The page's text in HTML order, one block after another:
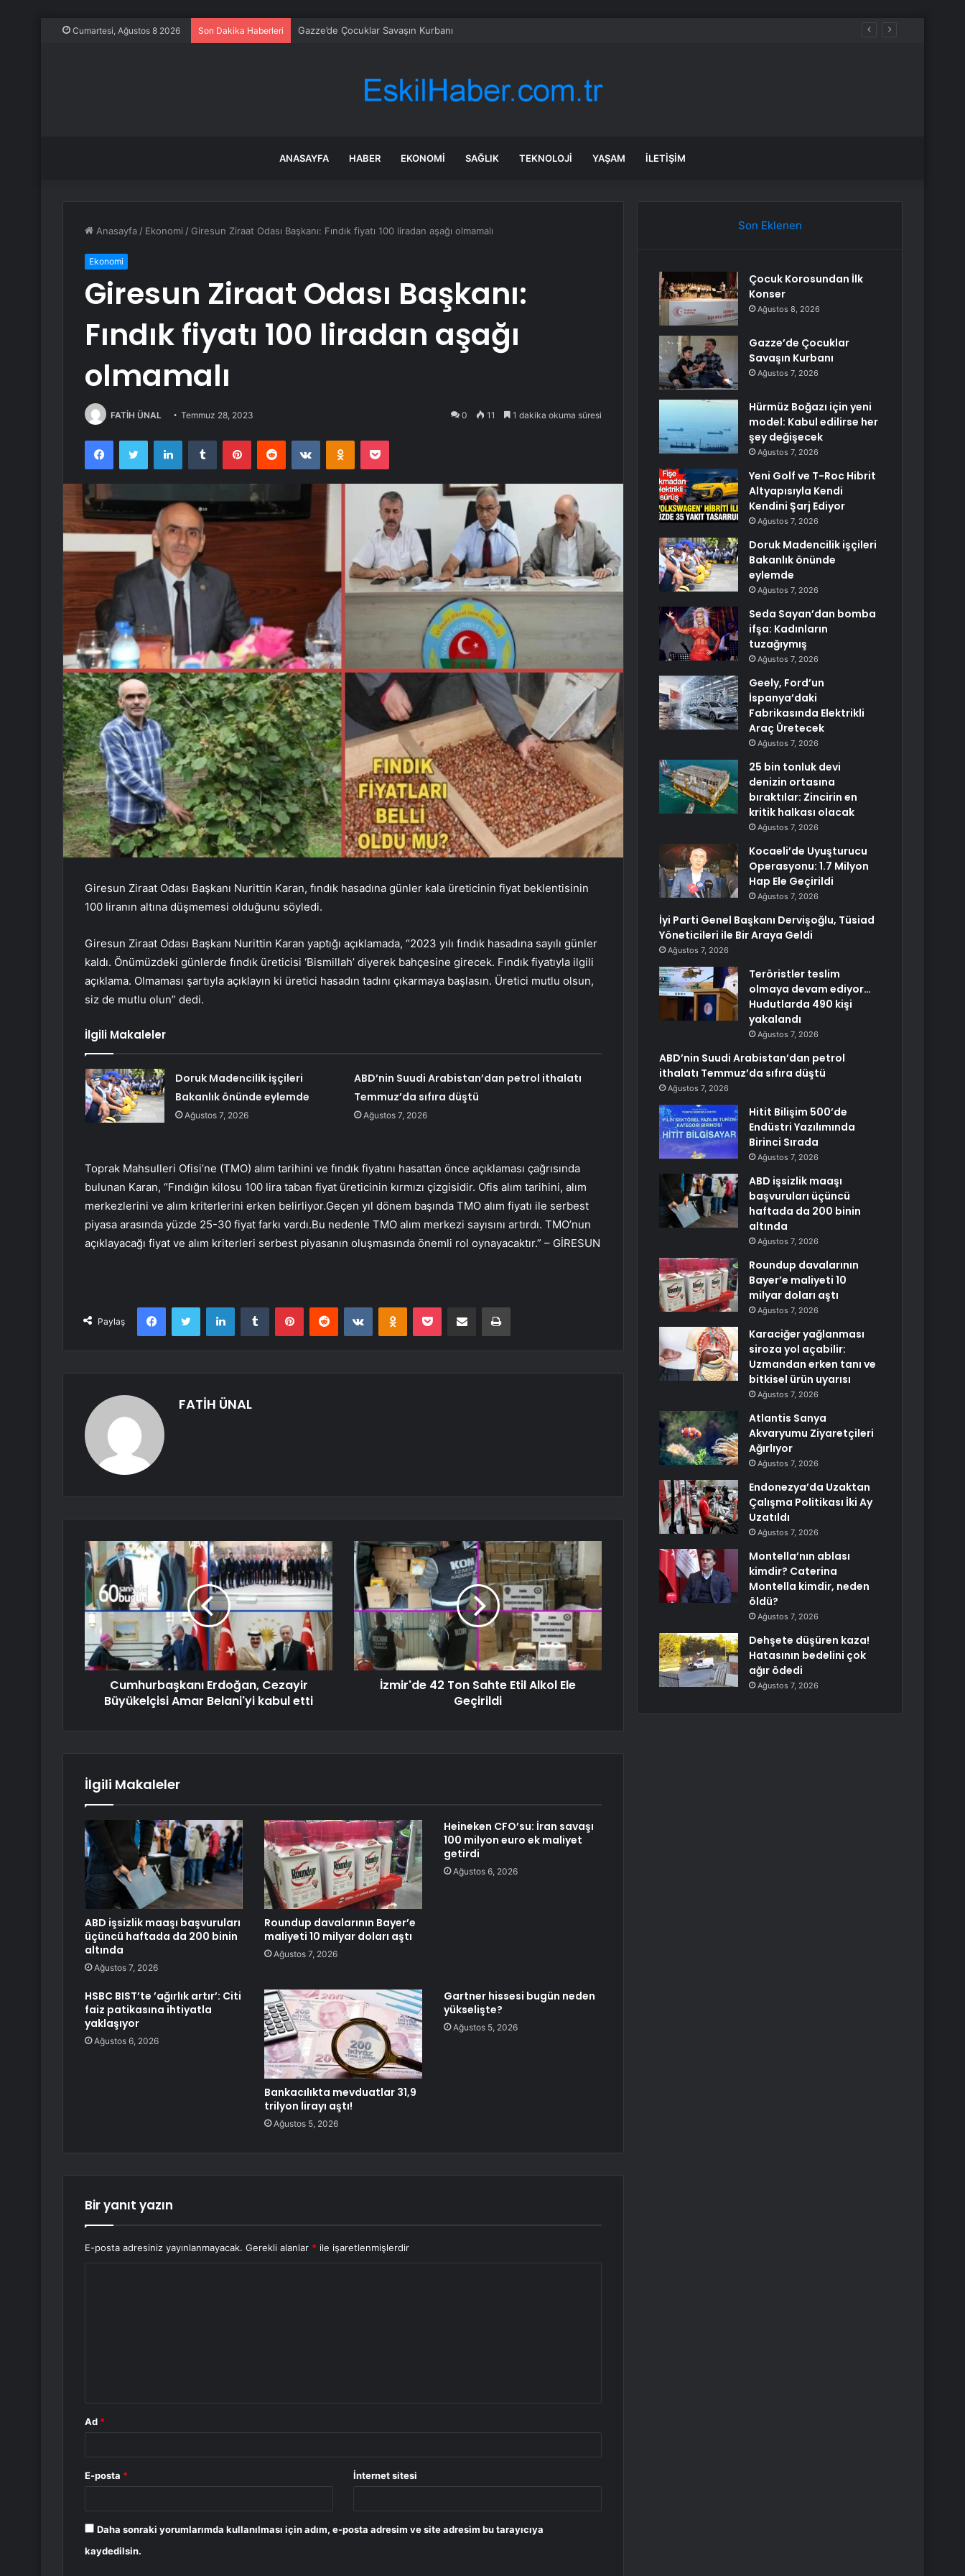
Cumartesi, Ağustos 8 2026 Son Dakika Haberleri Gazze’de Çocuklar Savaşın Kurbanı
ANASAYFA HABER EKONOMI SAĞLIK TEKNOLOJI YAŞAM İLETIŞIM
Anasayfa / Ekonomi / Giresun Ziraat Odası Başkanı: Fındık fiyatı 100 liradan aşağı olmamalı
Ekonomi
Giresun Ziraat Odası Başkanı:
Fındık fiyatı 100 liradan aşağı
olmamalı
FATİH ÜNAL Temmuz 28, 2023 0 11 1 dakika okuma süresi
FacebookTwitter LinkedInTumblr PinterestReddit VKontakteOdnoklassniki
Pocket
Giresun Ziraat Odası Başkanı Nurittin Karan, fındık hasadına günler kala üreticinin fiyat beklentisinin
100 liranın altına düşmemesi olduğunu söyledi.
Giresun Ziraat Odası Başkanı Nurittin Karan yaptığı açıklamada, “2023 yılı fındık hasadına sayılı günler
kaldı. Önümüzdeki günlerde fındık üreticisi ‘Bismillah’ diyerek bahçesine girecek. Fındık fiyatıyla ilgili
açıklama. Olmaması şartıyla açıklayın ki üretici hasadın tadını çıkarmaya başlasın. Üretici mutlu olsun,
siz de mutlu olun” dedi.
İlgili Makaleler
Doruk Madencilik işçileri
Bakanlık önünde eylemde
Ağustos 7, 2026
ABD’nin Suudi Arabistan’dan petrol ithalatı
Temmuz’da sıfıra düştü
Ağustos 7, 2026
Toprak Mahsulleri Ofisi’ne (TMO) alım tarihini ve fındık fiyatını hasattan önce açıklaması çağrısında
bulunan Karan, “Fındığın kilosu 100 lira taban fiyat üreticinin kırmızı çizgisidir. Ofis alım tarihini, alım
merkezlerini ve alım kriterlerini erken belirliyor.Geçen yıl dönem başında TMO alım fiyatı ile serbest
piyasa arasında yüzde 25-30 fiyat farkı vardı.Bu nedenle TMO alım merkezi sayısını artırdı. TMO’nun
açıklayacağı fiyat ve alım kriterleri serbest piyasanın oluşmasında önemli rol oynayacaktır.” – GİRESUN
Paylaş
FacebookTwitter LinkedInTumblr PinterestReddit VKontakteOdnoklassniki
Pocket E-Posta ile paylaş Yazdır
FATİH ÜNAL
Cumhurbaşkanı Erdoğan, Cezayir
Büyükelçisi Amar Belani'yi kabul etti
İzmir'de 42 Ton Sahte Etil Alkol Ele
Geçirildi
İlgili Makaleler
ABD işsizlik maaşı başvuruları
üçüncü haftada da 200 binin
altında
Ağustos 7, 2026
Roundup davalarının Bayer’e
maliyeti 10 milyar doları aştı
Ağustos 7, 2026
Heineken CFO’su: İran savaşı
100 milyon euro ek maliyet
getirdi
Ağustos 6, 2026
HSBC BIST’te ’ağırlık artır’: Citi
faiz patikasına ihtiyatla
yaklaşıyor
Ağustos 6, 2026
Bankacılıkta mevduatlar 31,9
trilyon lirayı aştı!
Ağustos 5, 2026
Gartner hissesi bugün neden
yükselişte?
Ağustos 5, 2026
Bir yanıt yazın
E-posta adresiniz yayınlanmayacak. Gerekli alanlar * ile işaretlenmişlerdir
Ad *
E-posta * İnternet sitesi
Daha sonraki yorumlarımda kullanılması için adım, e-posta adresim ve site adresim bu tarayıcıya
kaydedilsin.
Son Eklenen
Çocuk Korosundan İlk
Konser
Ağustos 8, 2026
Gazze’de Çocuklar
Savaşın Kurbanı
Ağustos 7, 2026
Hürmüz Boğazı için yeni
model: Kabul edilirse her
şey değişecek
Ağustos 7, 2026
Yeni Golf ve T-Roc Hibrit
Altyapısıyla Kendi
Kendini Şarj Ediyor
Ağustos 7, 2026
Doruk Madencilik işçileri
Bakanlık önünde
eylemde
Ağustos 7, 2026
Seda Sayan’dan bomba
ifşa: Kadınların
tuzağıymış
Ağustos 7, 2026
Geely, Ford’un
İspanya’daki
Fabrikasında Elektrikli
Araç Üretecek
Ağustos 7, 2026
25 bin tonluk devi
denizin ortasına
bıraktılar: Zincirin en
kritik halkası olacak
Ağustos 7, 2026
Kocaeli’de Uyuşturucu
Operasyonu: 1.7 Milyon
Hap Ele Geçirildi
Ağustos 7, 2026
İyi Parti Genel Başkanı Dervişoğlu, Tüsiad
Yöneticileri ile Bir Araya Geldi
Ağustos 7, 2026
Teröristler teslim
olmaya devam ediyor…
Hudutlarda 490 kişi
yakalandı
Ağustos 7, 2026
ABD’nin Suudi Arabistan’dan petrol
ithalatı Temmuz’da sıfıra düştü
Ağustos 7, 2026
Hitit Bilişim 500’de
Endüstri Yazılımında
Birinci Sırada
Ağustos 7, 2026
ABD işsizlik maaşı
başvuruları üçüncü
haftada da 200 binin
altında
Ağustos 7, 2026
Roundup davalarının
Bayer’e maliyeti 10
milyar doları aştı
Ağustos 7, 2026
Karaciğer yağlanması
siroza yol açabilir:
Uzmandan erken tanı ve
bitkisel ürün uyarısı
Ağustos 7, 2026
Atlantis Sanya
Akvaryumu Ziyaretçileri
Ağırlıyor
Ağustos 7, 2026
Endonezya’da Uzaktan
Çalışma Politikası İki Ay
Uzatıldı
Ağustos 7, 2026
Montella’nın ablası
kimdir? Caterina
Montella kimdir, neden
öldü?
Ağustos 7, 2026
Dehşete düşüren kaza!
Hatasının bedelini çok
ağır ödedi
Ağustos 7, 2026